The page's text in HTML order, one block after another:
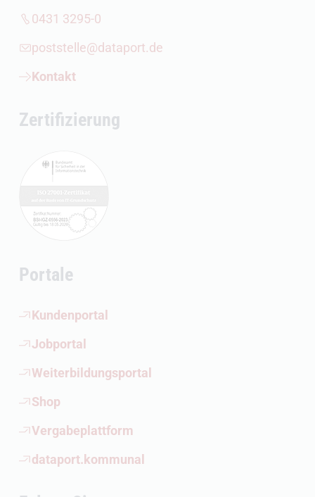
0431 3295-0
poststelle@dataport.de
Kontakt
Zertifizierung
Portale
Kundenportal
(Öffnet externen Link)
Jobportal
(Öffnet externen Link)
Weiterbildungsportal
(Öffnet externen Link)
Shop
(Öffnet externen Link)
Vergabeplattform
(Öffnet externen Link)
dataport.kommunal
(Öffnet externen Link)